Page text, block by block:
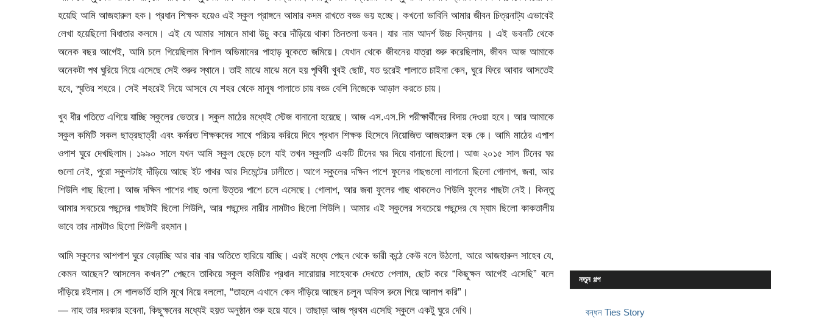
হয়েছি আমি আজহারুল হক। প্রধান শিক্ষক হয়েও এই স্কুল প্রাঙ্গনে আমার কদম রাখতে বড্ড ভয় হচ্ছে। কখনো ভাবিনি আমার জীবন চিত্রনাট্য এভাবেই
লেখা হয়েছিলো বিধাতার কলমে। এই যে আমার সামনে মাথা উচু করে দাঁড়িয়ে থাকা তিনতলা ভবন। যার নাম আদর্শ উচ্চ বিদ্যালয় । এই ভবনটি থেকে
অনেক বছর আগেই, আমি চলে গিয়েছিলাম বিশাল অভিমানের পাহাড় বুকেতে জমিয়ে। যেখান থেকে জীবনের যাত্রা শুরু করেছিলাম, জীবন আজ আমাকে
অনেকটা পথ ঘুরিয়ে নিয়ে এসেছে সেই শুরুর স্থানে। তাই মাঝে মাঝে মনে হয় পৃথিবী খুবই ছোট, যত দুরেই পালাতে চাইনা কেন, ঘুরে ফিরে আবার আসতেই
হবে, স্মৃতির শহরে। সেই শহরেই নিয়ে আসবে যে শহর থেকে মানুষ পালাতে চায় বড্ড বেশি নিজেকে আড়াল করতে চায়।
খুব ধীর গতিতে এগিয়ে যাচ্ছি স্কুলের ভেতরে। স্কুল মাঠের মধ্যেই স্টেজ বানানো হয়েছে। আজ এস.এস.সি পরীক্ষার্থীদের বিদায় দেওয়া হবে। আর আমাকে
স্কুল কমিটি সকল ছাত্রছাত্রী এবং কর্মরত শিক্ষকদের সাথে পরিচয় করিয়ে দিবে প্রধান শিক্ষক হিসেবে নিয়োজিত আজহারুল হক কে। আমি মাঠের এপাশ
ওপাশ ঘুরে দেখছিলাম। ১৯৯০ সালে যখন আমি স্কুল ছেড়ে চলে যাই তখন স্কুলটি একটি টিনের ঘর দিয়ে বানানো ছিলো। আজ ২০১৫ সাল টিনের ঘর
গুলো নেই, পুরো স্কুলটাই দাঁড়িয়ে আছে ইট পাথর আর সিমেন্টের ঢালীতে। আগে স্কুলের দক্ষিন পাশে ফুলের গাছগুলো লাগানো ছিলো গোলাপ, জবা, আর
শিউলি গাছ ছিলো। আজ দক্ষিন পাশের গাছ গুলো উত্তর পাশে চলে এসেছে। গোলাপ, আর জবা ফুলের গাছ থাকলেও শিউলি ফুলের গাছটা নেই। কিন্তু
আমার সবচেয়ে পছন্দের গাছটাই ছিলো শিউলি, আর পছন্দের নারীর নামটাও ছিলো শিউলি। আমার এই স্কুলের সবচেয়ে পছন্দের যে ম্যাম ছিলো কাকতালীয়
ভাবে তার নামটাও ছিলো শিউলী রহমান।
আমি স্কুলের আশপাশ ঘুরে বেড়াচ্ছি আর বার বার অতিতে হারিয়ে যাচ্ছি। এরই মধ্যে পেছন থেকে ভারী কন্ঠে কেউ বলে উঠলো, আরে আজহারুল সাহেব যে,
কেমন আছেন? আসলেন কখন?” পেছনে তাকিয়ে স্কুল কমিটির প্রধান সারোয়ার সাহেবকে দেখতে পেলাম, ছোট করে “কিছুক্ষন আগেই এসেছি” বলে
দাঁড়িয়ে রইলাম। সে গালভর্তি হাসি মুখে নিয়ে বললো, “তাহলে এখানে কেন দাঁড়িয়ে আছেন চলুন অফিস রুমে গিয়ে আলাপ করি”।
— নাহ তার দরকার হবেনা, কিছুক্ষনের মধ্যেই হয়ত অনুষ্ঠান শুরু হয়ে যাবে। তাছাড়া আজ প্রথম এসেছি স্কুলে একটু ঘুরে দেখি।
নতুন গল্প
বন্ধন Ties Story